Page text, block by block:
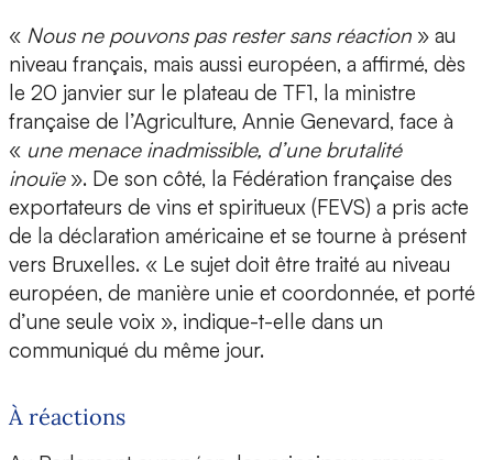
« Nous ne pouvons pas rester sans réaction » au
niveau français, mais aussi européen, a affirmé, dès
le 20 janvier sur le plateau de TF1, la ministre
française de l’Agriculture, Annie Genevard, face à
« une menace inadmissible, d’une brutalité
inouïe». De son côté, la Fédération française des
exportateurs de vins et spiritueux (FEVS) a pris acte
de la déclaration américaine et se tourne à présent
vers Bruxelles. « Le sujet doit être traité au niveau
européen, de manière unie et coordonnée, et porté
d’une seule voix », indique-t-elle dans un
communiqué du même jour.
À réactions